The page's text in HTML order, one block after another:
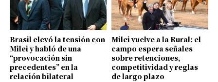
Brasil elevó la tensión con
Milei y habló de una
“provocación sin
precedentes” en la
relación bilateral
Milei vuelve a la Rural: el
campo espera señales
sobre retenciones,
competitividad y reglas
de largo plazo